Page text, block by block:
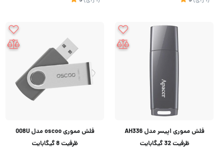
فلش مموری اپیسر مدل AH336
ظرفیت 32 گیگابایت
فلش مموری oscoo مدل 008U
ظرفیت 8 گیگابایت